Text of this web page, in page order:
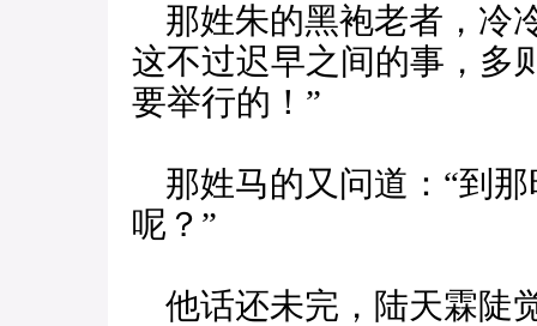
那姓朱的黑袍老者，冷
这不过迟早之间的事，多
要举行的！”
那姓马的又问道：“到
呢？”
他话还未完，陆天霖陡